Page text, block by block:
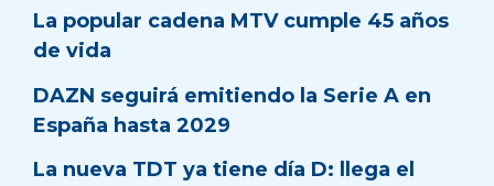
La popular cadena MTV cumple 45 años
de vida
DAZN seguirá emitiendo la Serie A en
España hasta 2029
La nueva TDT ya tiene día D: llega el